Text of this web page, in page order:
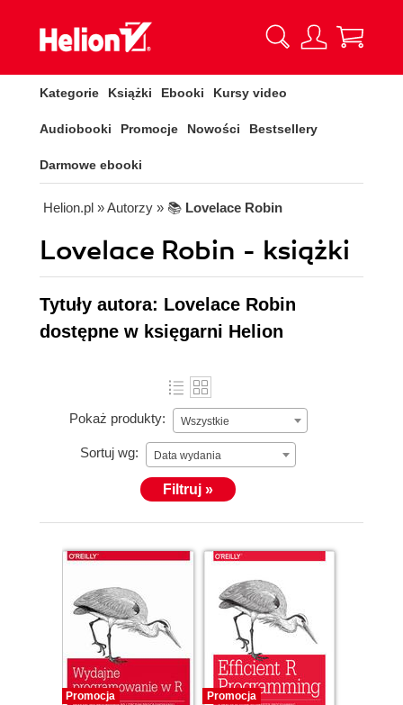
Kategorie Książki Ebooki Kursy video
Audiobooki Promocje Nowości Bestsellery
Darmowe ebooki
Helion.pl » Autorzy » 📚 Lovelace Robin
Lovelace Robin - książki
Tytuły autora: Lovelace Robin
dostępne w księgarni Helion
Pokaż produkty: Wszystkie
Sortuj wg: Data wydania
Filtruj »
Promocja Promocja